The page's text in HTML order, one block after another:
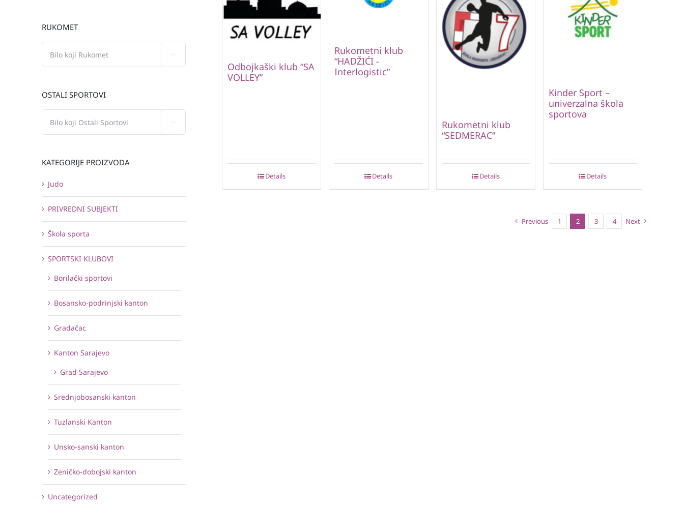
Odbojkaški klub “SA
VOLLEY”
Details
Rukometni klub
“HADŽIĆI -
Interlogistic”
Details
Rukometni klub
“SEDMERAC”
Details
Kinder Sport –
univerzalna škola
sportova
Details
Previous 1 2 3 4 Next
RUKOMET
OSTALI SPORTOVI
KATEGORIJE PROIZVODA
Judo
PRIVREDNI SUBJEKTI
Škola sporta
SPORTSKI KLUBOVI
Borilački sportovi
Bosansko-podrinjski kanton
Gradačac
Kanton Sarajevo
Grad Sarajevo
Srednjobosanski kanton
Tuzlanski Kanton
Unsko-sanski kanton
Zeničko-dobojski kanton
Uncategorized